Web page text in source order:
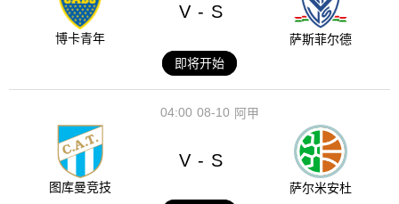
博卡青年
V - S
萨斯菲尔德
即将开始
08-10
04:00 阿甲
图库曼竞技
V - S
萨尔米安杜